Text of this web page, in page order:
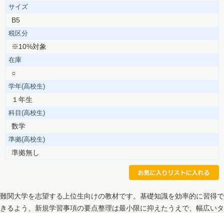
サイズ
B5
税区分
※10%対象
在庫
○
学年(高校生)
１年生
科目(高校生)
数学
準拠(高校生)
準拠無し
難関大学を志望する上位生向けの教材です。基礎知識を効率的に習得で
きるよう、新規学習事項の要点整理は最小限に抑えたうえで、幅広いタ